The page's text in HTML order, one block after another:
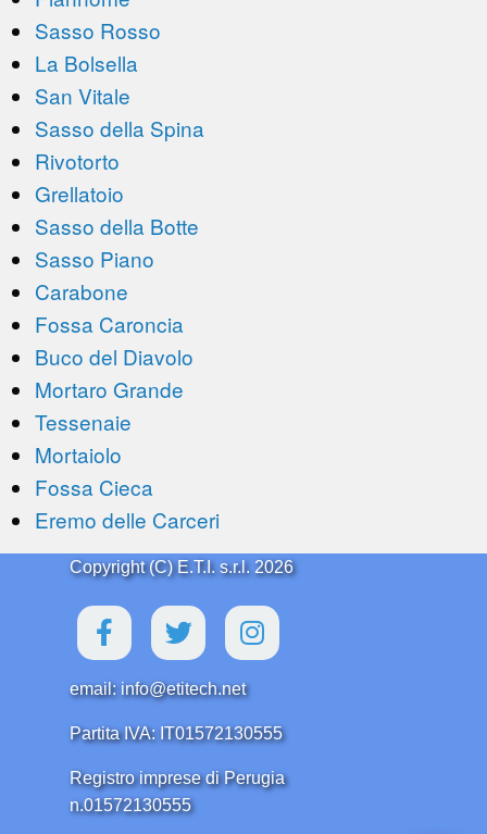
Sasso Rosso
La Bolsella
San Vitale
Sasso della Spina
Rivotorto
Grellatoio
Sasso della Botte
Sasso Piano
Carabone
Fossa Caroncia
Buco del Diavolo
Mortaro Grande
Tessenaie
Mortaiolo
Fossa Cieca
Eremo delle Carceri
Copyright (C) E.T.I. s.r.l. 2026
email: info@etitech.net
Partita IVA: IT01572130555
Registro imprese di Perugia
n.01572130555